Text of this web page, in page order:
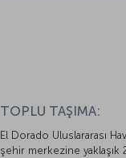
TOPLU TAŞIMA:
El Dorado Uluslararası
şehir merkezine yaklaşık